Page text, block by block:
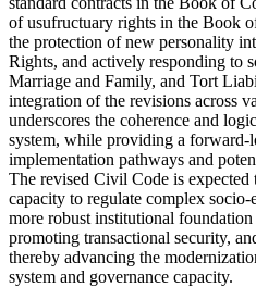
of usufructuary rights in the Book
the protection of new personality
Rights, and actively responding to
Marriage and Family, and Tort
integration of the revisions across
underscores the coherence and
system, while providing a forward-
implementation pathways and
The revised Civil Code is
capacity to regulate complex
more robust institutional
promoting transactional security,
thereby advancing the
system and governance capacity.